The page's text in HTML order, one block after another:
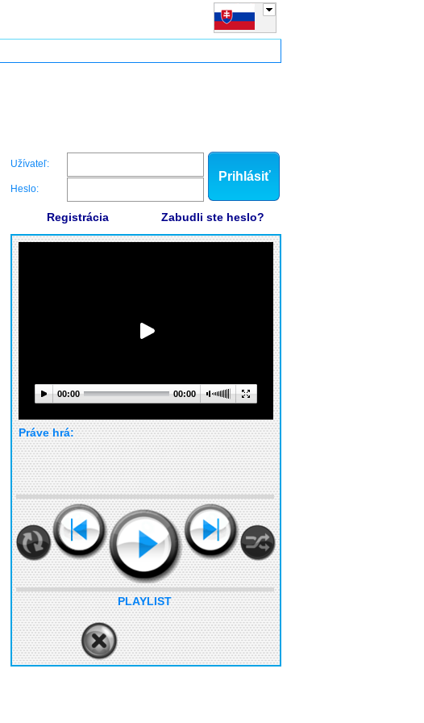
Užívateľ:
Heslo:
Prihlásiť
Registrácia Zabudli ste heslo?
00:00 00:00
Práve hrá:
PLAYLIST